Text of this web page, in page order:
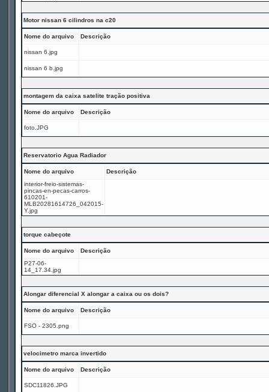
Motor nissan 6 cilindros na c20
Nome do arquivo Descrição
nissan 6.jpg
nissan 6 b.jpg
montagem da caixa satelite tração positiva
Nome do arquivo Descrição
foto.JPG
Reservatorio Agua Radiador
Nome do arquivo
Descrição
interior-freio-sistemas-
pincas-en-pecas-carros-
610201-
MLB20281614726_042015-
Y.jpg
torque cabeçote
Nome do arquivo
Descrição
P27-06-
14_17.34.jpg
Alongar diferencial X alongar a caixa ou os dois?
Nome do arquivo Descrição
FSO - 2305.png
velocimetro marca invertido
Nome do arquivo Descrição
SDC11826.JPG